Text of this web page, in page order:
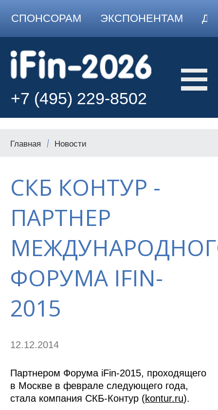
СПОНСОРАМ ЭКСПОНЕНТАМ
+7 (495) 229-8502
Главная Новости
СКБ КОНТУР -
ПАРТНЕР
ФОРУМА IFIN-
2015
12.12.2014
Партнером Форума iFin-2015, проходящего
в Москве в феврале следующего года,
стала компания СКБ-Контур (kontur.ru).